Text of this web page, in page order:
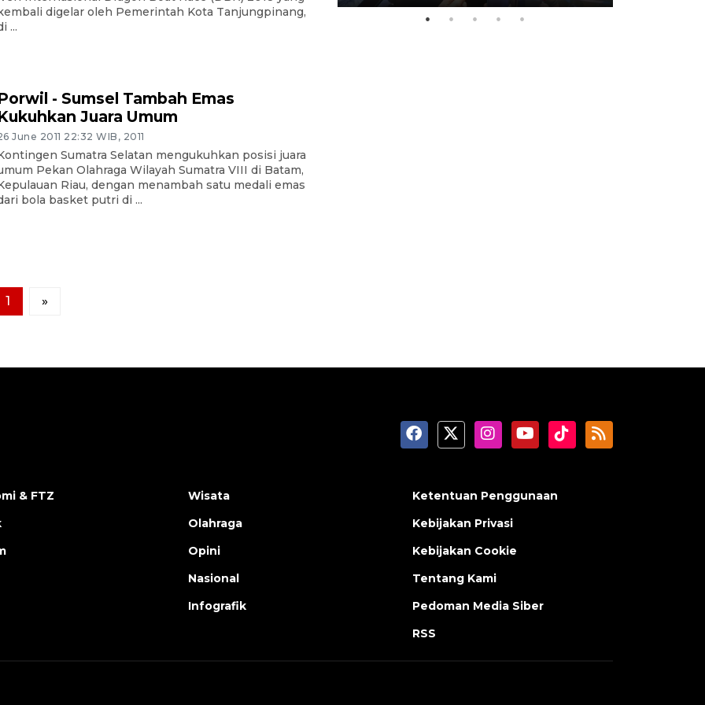
digelar oleh Pemerintah Kota Tanjungpinang,
...
- Sumsel Tambah Emas
Juara Umum
June 2011 22:32 WIB, 2011
Sumatra Selatan mengukuhkan posisi juara
Pekan Olahraga Wilayah Sumatra VIII di Batam,
Riau, dengan menambah satu medali emas
bola basket putri di ...
1 »
& FTZ
Wisata
Olahraga
Opini
Nasional
Infografik
Ketentuan Penggunaan
Kebijakan Privasi
Kebijakan Cookie
Tentang Kami
Pedoman Media Siber
RSS